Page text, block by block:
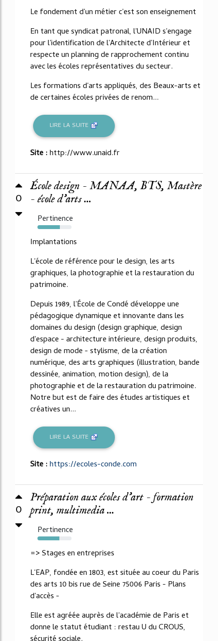
Le fondement d'un métier c'est son enseignement
En tant que syndicat patronal, l'UNAID s'engage
pour l'identification de l'Architecte d'Intérieur et
respecte un planning de rapprochement continu
avec les écoles représentatives du secteur.
Les formations d'arts appliqués, des Beaux-arts et
de certaines écoles privées de renom...
LIRE LA SUITE
Site :http://www.unaid.fr
0
École design - MANAA, BTS, Mastère
- école d'arts ...
Pertinence
65%
Implantations
L'école de référence pour le design, les arts
graphiques, la photographie et la restauration du
patrimoine.
Depuis 1989, l'École de Condé développe une
pédagogique dynamique et innovante dans les
domaines du design (design graphique, design
d'espace - architecture intérieure, design produits,
design de mode - stylisme, de la création
numérique, des arts graphiques (illustration, bande
dessinée, animation, motion design), de la
photographie et de la restauration du patrimoine.
Notre but est de faire des études artistiques et
créatives un...
LIRE LA SUITE
Site :https://ecoles-conde.com
0
Préparation aux écoles d'art - formation
print, multimedia ...
Pertinence
64%
=> Stages en entreprises
L'EAP, fondée en 1803, est située au coeur du Paris
des arts 10 bis rue de Seine 75006 Paris - Plans
d'accès -
Elle est agréée auprès de l'académie de Paris et
donne le statut étudiant : restau U du CROUS,